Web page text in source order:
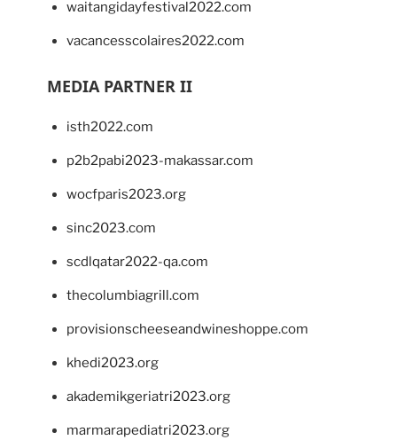
waitangidayfestival2022.com
vacancesscolaires2022.com
MEDIA PARTNER II
isth2022.com
p2b2pabi2023-makassar.com
wocfparis2023.org
sinc2023.com
scdlqatar2022-qa.com
thecolumbiagrill.com
provisionscheeseandwineshoppe.com
khedi2023.org
akademikgeriatri2023.org
marmarapediatri2023.org